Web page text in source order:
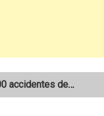
Policía Nacional reporta más de 1,300 accidentes de tránsito en Nicaragua